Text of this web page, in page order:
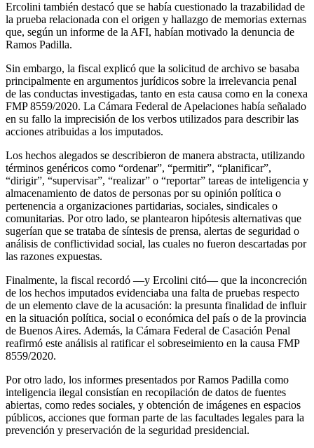
Ercolini también destacó que se había cuestionado la trazabilidad de
la prueba relacionada con el origen y hallazgo de memorias externas
que, según un informe de la AFI, habían motivado la denuncia de
Ramos Padilla.
Sin embargo, la fiscal explicó que la solicitud de archivo se basaba
principalmente en argumentos jurídicos sobre la irrelevancia penal
de las conductas investigadas, tanto en esta causa como en la conexa
FMP 8559/2020. La Cámara Federal de Apelaciones había señalado
en su fallo la imprecisión de los verbos utilizados para describir las
acciones atribuidas a los imputados.
Los hechos alegados se describieron de manera abstracta, utilizando
términos genéricos como “ordenar”, “permitir”, “planificar”,
“dirigir”, “supervisar”, “realizar” o “reportar” tareas de inteligencia y
almacenamiento de datos de personas por su opinión política o
pertenencia a organizaciones partidarias, sociales, sindicales o
comunitarias. Por otro lado, se plantearon hipótesis alternativas que
sugerían que se trataba de síntesis de prensa, alertas de seguridad o
análisis de conflictividad social, las cuales no fueron descartadas por
las razones expuestas.
Finalmente, la fiscal recordó —y Ercolini citó— que la inconcreción
de los hechos imputados evidenciaba una falta de pruebas respecto
de un elemento clave de la acusación: la presunta finalidad de influir
en la situación política, social o económica del país o de la provincia
de Buenos Aires. Además, la Cámara Federal de Casación Penal
reafirmó este análisis al ratificar el sobreseimiento en la causa FMP
8559/2020.
Por otro lado, los informes presentados por Ramos Padilla como
inteligencia ilegal consistían en recopilación de datos de fuentes
abiertas, como redes sociales, y obtención de imágenes en espacios
públicos, acciones que forman parte de las facultades legales para la
prevención y preservación de la seguridad presidencial.